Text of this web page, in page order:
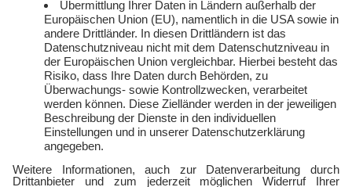
Vertriebspartner:in
werden
Zählerlotto
Balkonkraftwerke mit
Kontakt
E-Sports
E WIE EINFACH
Geschäftskunden